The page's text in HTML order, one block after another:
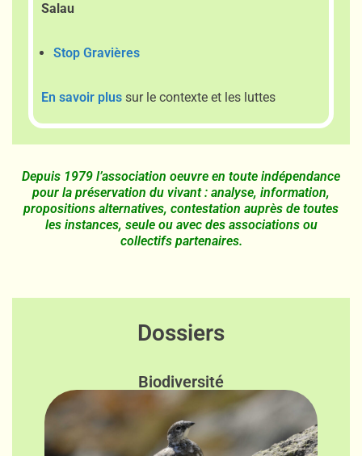
Salau
Stop Gravières
En savoir plus sur le contexte et les luttes
Depuis 1979 l’association oeuvre en toute indépendance
pour la préservation du vivant : analyse, information,
propositions alternatives, contestation auprès de toutes
les instances, seule ou avec des associations ou
collectifs partenaires.
Dossiers
Biodiversité